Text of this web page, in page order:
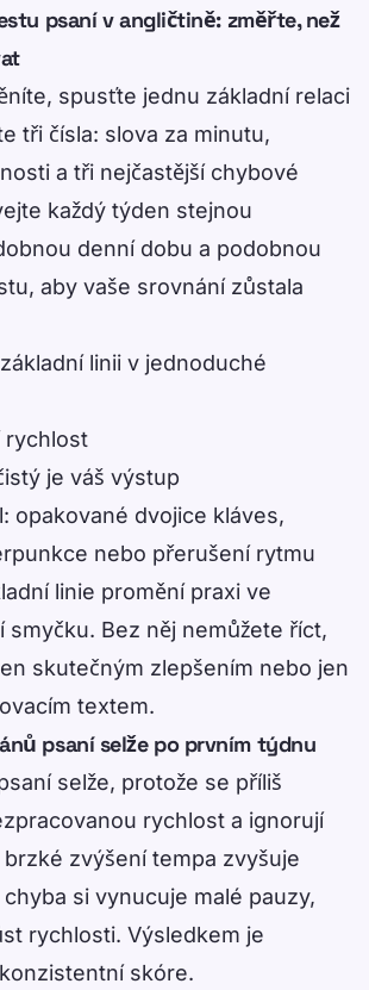
psaní v angličtině: změřte, než
spusťte jednu základní relaci
tři čísla: slova za minutu,
a tři nejčastější chybové
každý týden stejnou
denní dobu a podobnou
aby vaše srovnání zůstala
linii v jednoduché
rychlost
je váš výstup
opakované dvojice kláves,
nebo přerušení rytmu
linie promění praxi ve
smyčku. Bez něj nemůžete říct,
skutečným zlepšením nebo jen
textem.
psaní selže po prvním týdnu
selže, protože se příliš
rychlost a ignorují
zvýšení tempa zvyšuje
si vynucuje malé pauzy,
rychlosti. Výsledkem je
skóre.